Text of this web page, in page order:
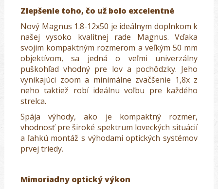
Zlepšenie toho, čo už bolo excelentné
Nový Magnus 1.8-12x50 je ideálnym doplnkom k
našej vysoko kvalitnej rade Magnus. Vďaka
svojim kompaktným rozmerom a veľkým 50 mm
objektívom, sa jedná o veľmi univerzálny
puškohľad vhodný pre lov a pochôdzky. Jeho
vynikajúci zoom a minimálne zväčšenie 1,8x z
neho taktiež robí ideálnu voľbu pre každého
strelca.
Spája výhody, ako je kompaktný rozmer,
vhodnosť pre široké spektrum loveckých situácií
a ľahkú montáž s výhodami optických systémov
prvej triedy.
Mimoriadny optický výkon